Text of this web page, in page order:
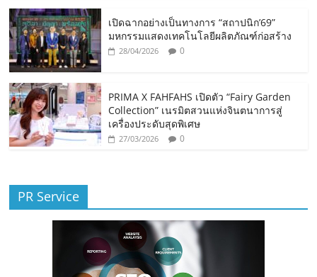
เปิดฉากอย่างเป็นทางการ “สถาปนิก’69”
มหกรรมแสดงเทคโนโลยีผลิตภัณฑ์ก่อสร้าง
28/04/2026 0
PRIMA X FAHFAHS เปิดตัว “Fairy Garden
Collection” เนรมิตสวนแห่งจินตนาการสู่
เครื่องประดับสุดพิเศษ
27/03/2026 0
PR Service